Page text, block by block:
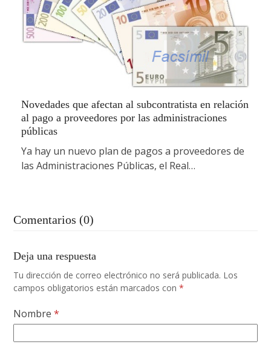
Novedades que afectan al subcontratista en relación
al pago a proveedores por las administraciones
públicas
Ya hay un nuevo plan de pagos a proveedores de
las Administraciones Públicas, el Real…
Comentarios (0)
Deja una respuesta
Tu dirección de correo electrónico no será publicada. Los
campos obligatorios están marcados con*
Nombre*